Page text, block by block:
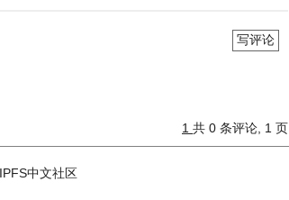
写评论
1 共 0 条评论, 1 页
IPFS中文社区